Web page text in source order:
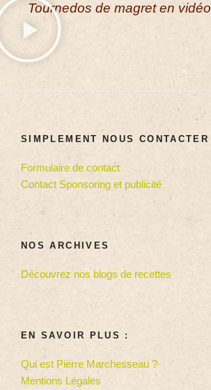
Tournedos de magret en vidéo
SIMPLEMENT NOUS CONTACTER
Formulaire de contact
Contact Sponsoring et publicité
NOS ARCHIVES
Découvrez nos blogs de recettes
EN SAVOIR PLUS :
Qui est Pierre Marchesseau ?
Mentions Légales